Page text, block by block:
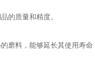
的质量和精度。
料，能够延长其使用寿命